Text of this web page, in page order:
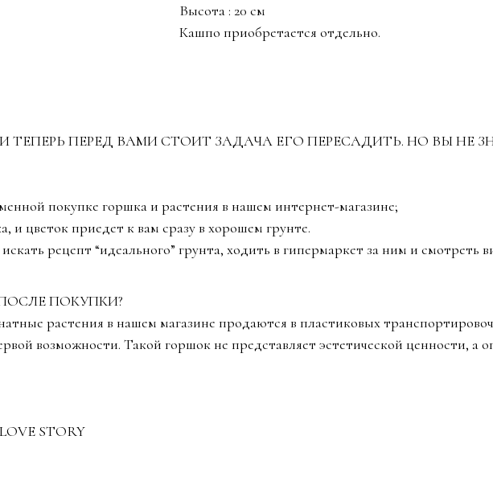
Высота : 20 см
Кашпо приобретается отдельно.
ПЕРЕД ВАМИ СТОИТ ЗАДАЧА ЕГО ПЕРЕСАДИТЬ. НО ВЫ НЕ
покупке горшка и растения в нашем интернет-магазине;
цветок приедет к вам сразу в хорошем грунте.
рецепт “идеального” грунта, ходить в гипермаркет за ним и смотреть
ПОКУПКИ?
растения в нашем магазине продаются в пластиковых
возможности. Такой горшок не представляет эстетической ценности, а
STORY